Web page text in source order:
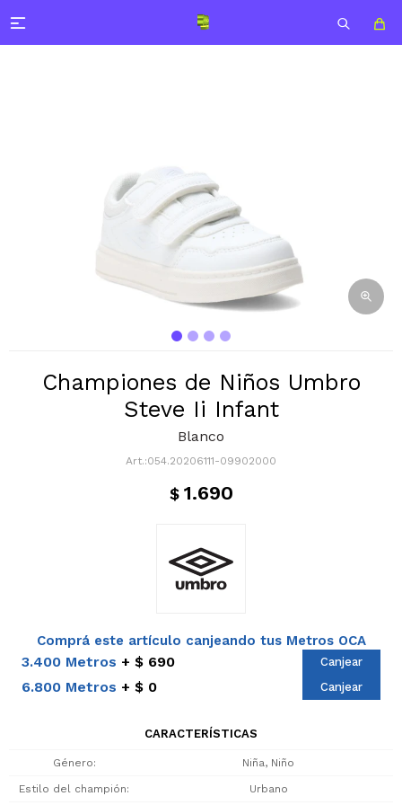

Championes de Niños Umbro
Steve Ii Infant
Blanco
054.20206111-09902000
$ 1.690
Comprá este artículo canjeando tus Metros OCA
3.400 Metros $ 690 Canjear
6.800 Metros $ 0 Canjear
CARACTERÍSTICAS
Género Niña, Niño
Estilo del champión Urbano